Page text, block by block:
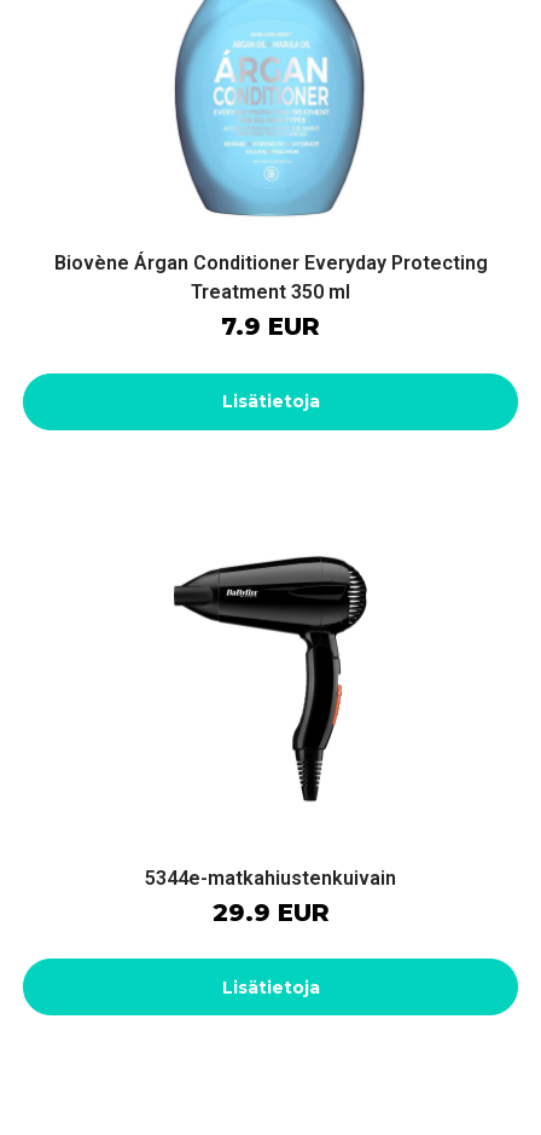
Biovène Árgan Conditioner Everyday Protecting
Treatment 350 ml
7.9 EUR
Lisätietoja
5344e-matkahiustenkuivain
29.9 EUR
Lisätietoja